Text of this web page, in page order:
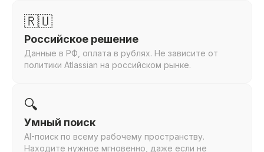
🇷🇺
Российское решение
Данные в РФ, оплата в рублях. Не зависите от
политики Atlassian на российском рынке.
🔍
Умный поиск
AI-поиск по всему рабочему пространству.
Находите нужное мгновенно, даже если не